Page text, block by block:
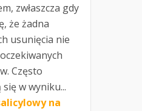
zwłaszcza gdy
że żadna
usunięcia nie
Często
w wyniku...
na